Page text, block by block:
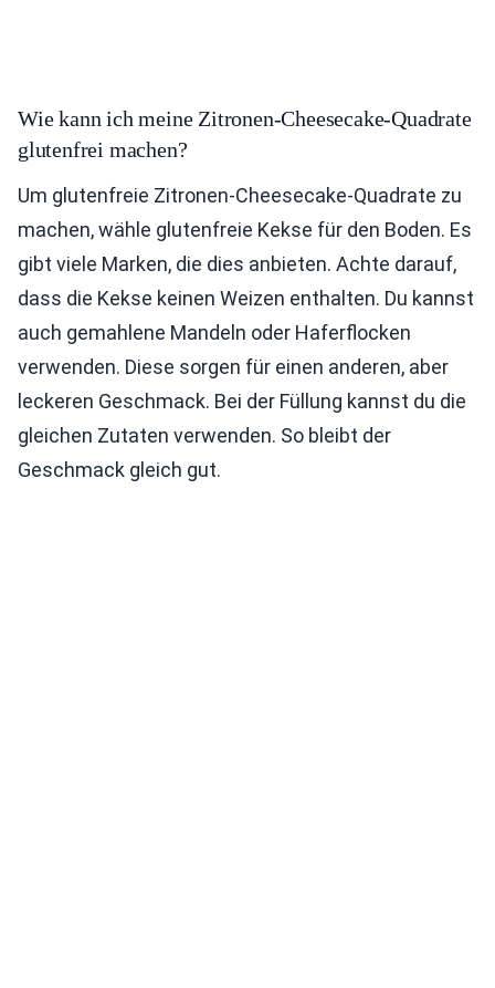
Wie kann ich meine Zitronen-Cheesecake-Quadrate
glutenfrei machen?
Um glutenfreie Zitronen-Cheesecake-Quadrate zu
machen, wähle glutenfreie Kekse für den Boden. Es
gibt viele Marken, die dies anbieten. Achte darauf,
dass die Kekse keinen Weizen enthalten. Du kannst
auch gemahlene Mandeln oder Haferflocken
verwenden. Diese sorgen für einen anderen, aber
leckeren Geschmack. Bei der Füllung kannst du die
gleichen Zutaten verwenden. So bleibt der
Geschmack gleich gut.